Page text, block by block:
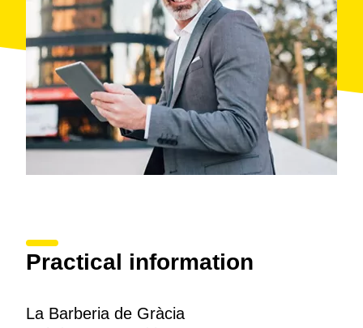
Practical information
La Barberia de Gràcia